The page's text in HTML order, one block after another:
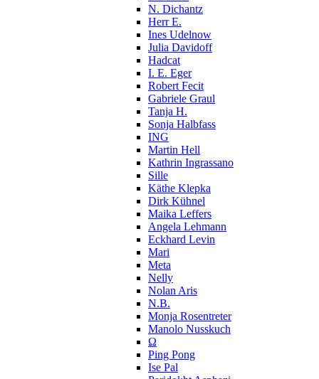
N. Dichantz
Herr E.
Ines Udelnow
Julia Davidoff
Hadcat
I. E. Eger
Robert Fecit
Gabriele Graul
Tanja H.
Sonja Halbfass
ING
Martin Hell
Kathrin Ingrassano
Sille
Käthe Klepka
Dirk Kühnel
Maika Leffers
Angela Lehmann
Eckhard Levin
Mari
Meta
Nelly
Nolan Aris
N.B.
Monja Rosentreter
Manolo Nusskuch
Ω
Ping Pong
Ise Pal